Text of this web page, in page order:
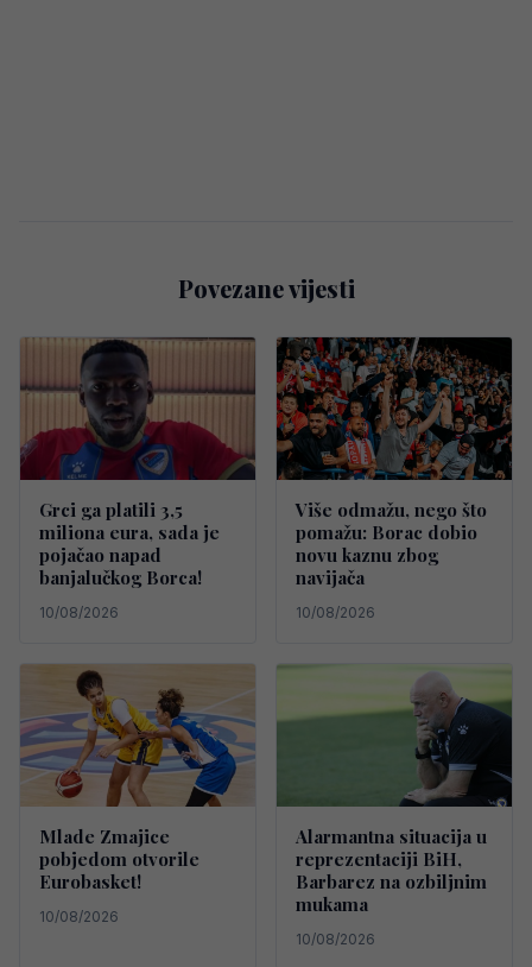
Povezane vijesti
Grci ga platili 3,5
miliona eura, sada je
pojačao napad
banjalučkog Borca!
10/08/2026
Više odmažu, nego što
pomažu: Borac dobio
novu kaznu zbog
navijača
10/08/2026
Mlade Zmajice
pobjedom otvorile
Eurobasket!
10/08/2026
Alarmantna situacija u
reprezentaciji BiH,
Barbarez na ozbiljnim
mukama
10/08/2026